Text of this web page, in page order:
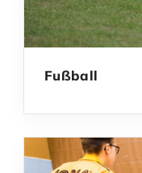
Fußball